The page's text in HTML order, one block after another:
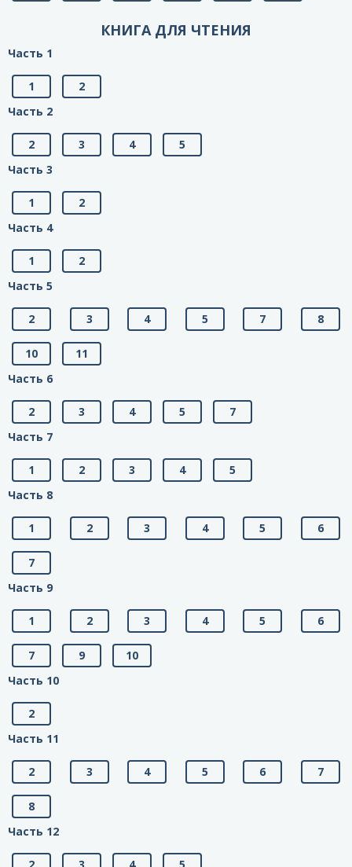
КНИГА ДЛЯ ЧТЕНИЯ
Часть 1
1
2
Часть 2
2 3 4
5
Часть 3
1
2
Часть 4
1
2
Часть 5
2 3 4 5 7 8
10
11
Часть 6
2 3 4 5
7
Часть 7
1 2 3 4
5
Часть 8
1 2 3 4 5 6
7
Часть 9
1 2 3 4 5 6
7 9
10
Часть 10
2
Часть 11
2 3 4 5 6 7
8
Часть 12